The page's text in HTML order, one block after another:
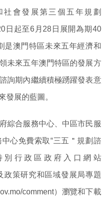
社會發展第三個五年規劃
日起至6月28日展開為期40
是澳門特區未來五年經濟和
未來五年澳門特區的發展方
詢期內繼續積極踴躍發表意
發展的藍圖。
綜合服務中心、中區市民服
心免費索取“三五＂規劃諮
行政區政府入口網站
政策研究和區域發展局專題
comment）瀏覽和下載